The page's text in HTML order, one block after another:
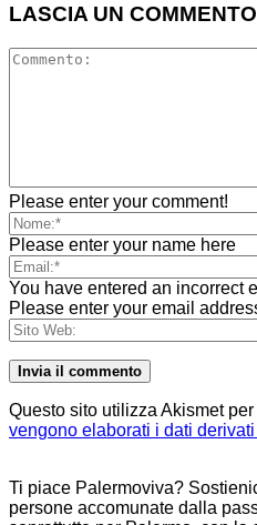
LASCIA UN COMMENTO
Please enter your comment!
Please enter your name here
You have entered an incorrect
Please enter your email
Questo sito utilizza Akismet
vengono elaborati i dati
Ti piace Palermoviva?
persone accomunate dalla